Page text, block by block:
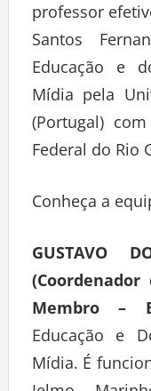
professor
Santos
Educação e
Mídia pela
(Portugal)
Federal do Rio
Conheça a
GUSTAVO
Membro –
Educação e
Mídia. É